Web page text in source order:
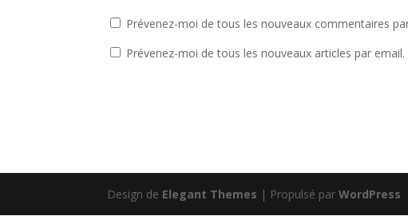
Prévenez-moi de tous les nouveaux commentaires
Prévenez-moi de tous les nouveaux articles par email.
Design de Elegant Themes | Propulsé parWordPress